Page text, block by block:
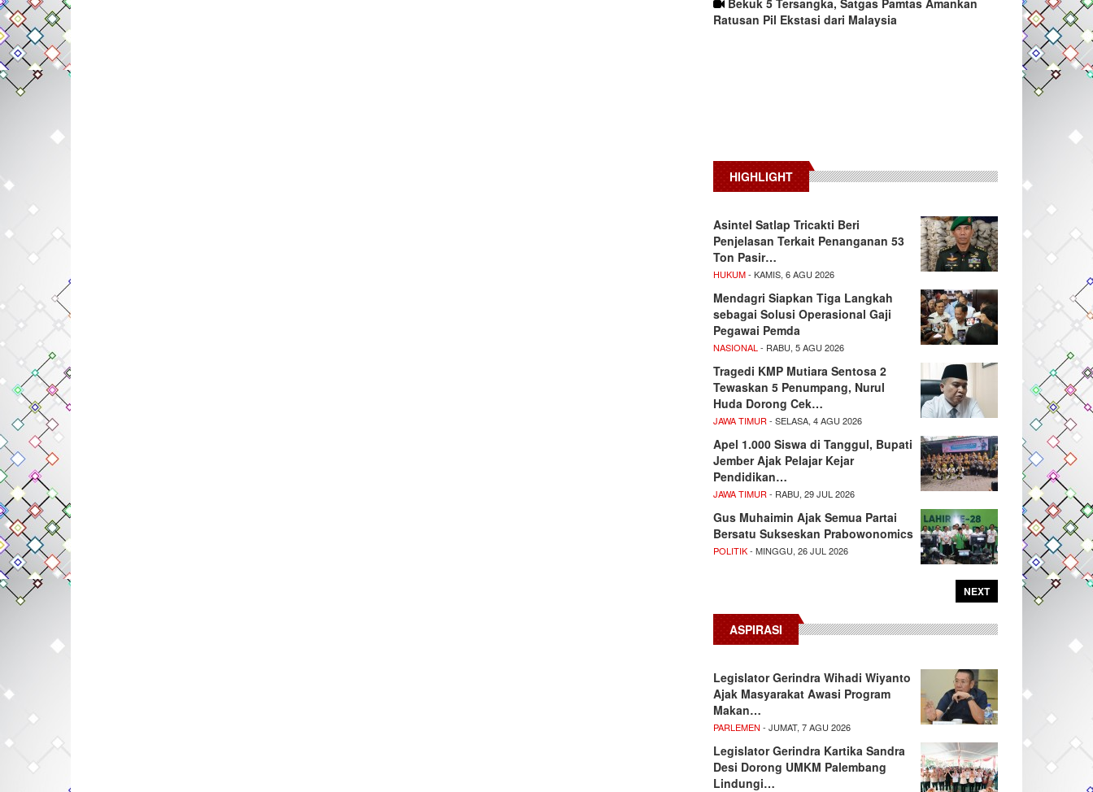
Ratusan Pil Ekstasi dari Malaysia
HIGHLIGHT
Asintel Satlap Tricakti Beri
Penjelasan Terkait Penanganan 53
Ton Pasir…
HUKUM- KAMIS, 6 AGU 2026
Mendagri Siapkan Tiga Langkah
sebagai Solusi Operasional Gaji
Pegawai Pemda
NASIONAL - RABU, 5 AGU 2026
Tragedi KMP Mutiara Sentosa 2
Tewaskan 5 Penumpang, Nurul
Huda Dorong Cek…
JAWA TIMUR - SELASA, 4 AGU 2026
Apel 1.000 Siswa di Tanggul, Bupati
Jember Ajak Pelajar Kejar
Pendidikan…
JAWA TIMUR - RABU, 29 JUL 2026
Gus Muhaimin Ajak Semua Partai
Bersatu Sukseskan Prabowonomics
POLITIK- MINGGU, 26 JUL 2026
NEXT
ASPIRASI
Legislator Gerindra Wihadi Wiyanto
Ajak Masyarakat Awasi Program
Makan…
PARLEMEN - JUMAT, 7 AGU 2026
Legislator Gerindra Kartika Sandra
Desi Dorong UMKM Palembang
Lindungi…